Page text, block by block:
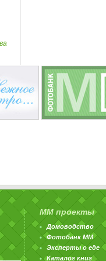
ММ проекты
Домоводство
Фотобанк ММ
Эксперты о еде
Каталог книг